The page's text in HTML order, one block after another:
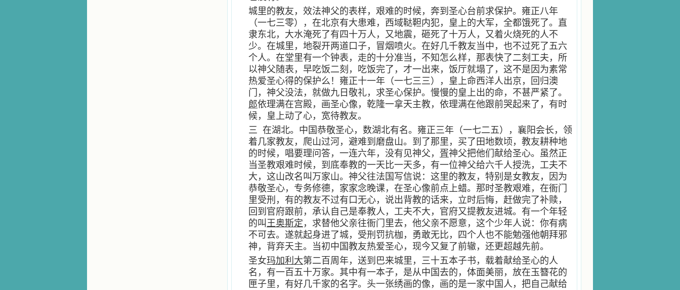
城里的教友，效法神父的表样，艰难的时候，奔到圣心台前求保护。雍正八年
（一七三零），在北京有大患难，西域鞑靼内犯，皇上的大军，全都饿死了。直
隶东北，大水淹死了有四十万人，又地震，砸死了十万人，又着火烧死的人不
少。在城里，地裂开两道口子，冒烟喷火。在好几千教友当中，也不过死了五六
个人。在堂里有一个钟表，走的十分准当，不知怎么样，那表快了二刻工夫，所
以神父随表，早吃饭二刻，吃饭完了，才一出来，饭厅就塌了，这不是因为素常
热爱圣心得的保护么！雍正十一年（一七三三），皇上命西洋人出京，回归澳
门，神父没法，就做九日敬礼，求圣心保护。慢慢的皇上出的命，不甚严紧了。
郎依理满在宫殿，画圣心像，乾隆一拿天主教，依理满在他跟前哭起来了，有时
候，皇上动了心，宽待教友。
三 在湖北。中国恭敬圣心，数湖北有名。雍正三年（一七二五），襄阳会长，领
着几家教友，爬山过河，避难到磨盘山。到了那里，买了田地数顷，教友耕种地
的时候，唱要理问答，一连六年，没有见神父， 胥神父把他们献给圣心。虽然正
当圣教艰难时候，到底奉教的一天比一天多，有一位神父给六千人授洗，工夫不
大，这山改名叫万家山。神父往法国写信说：这里的教友，特别是女教友，因为
恭敬圣心，专务修德，家家念晚课，在圣心像前点上蜡。那时圣教艰难，在衙门
里受刑，有的教友不过有口无心，说出背教的话来，立时后悔，赶做完了补赎，
回到官府跟前，承认自己是奉教人，工夫不大，官府又提教友进城。有一个年轻
的叫 王奥斯定 ，求替他父亲往衙门里去，他父亲不愿意，这个少年人说：你有病
不可去。遂就起身进了城，受刑罚抗枷，勇敢无比，四个人也不能勉强他朝拜邪
神，背弃天主。当初中国教友热爱圣心，现今又复了前辙，还更超越先前。
圣女玛加利大第二百周年，送到巴来城里，三十五本子书，载着献给圣心的人
名，有一百五十万家。其中有一本子，是从中国去的，体面美丽，放在玉簪花的
匣子里，有好几千家的名字。头一张绣画的像，画的是一家中国人，把自己献给